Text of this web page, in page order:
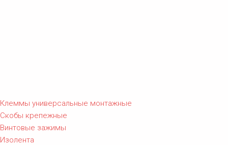
Клеммы универсальные монтажные
Скобы крепежные
Винтовые зажимы
Изолента